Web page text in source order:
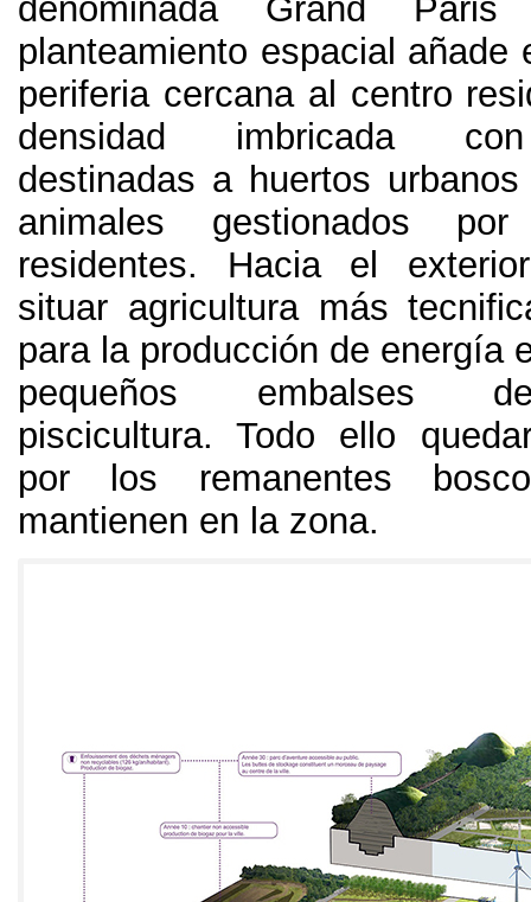
denominada Grand Paris
planteamiento espacial añade
periferia cercana al centro
densidad imbricada
destinadas a huertos
animales gestionados
residentes. Hacia el
situar agricultura más
para la producción de energía
pequeños embalses
piscicultura.Todo ello
por los remanentes
mantienen en la zona.